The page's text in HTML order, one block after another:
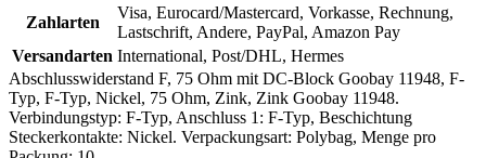
Zahlarten
Visa, Eurocard/Mastercard, Vorkasse, Rechnung,
Lastschrift, Andere, PayPal, Amazon Pay
Versandarten International, Post/DHL, Hermes
Abschlusswiderstand F, 75 Ohm mit DC-Block Goobay 11948, F-
Typ, F-Typ, Nickel, 75 Ohm, Zink, Zink Goobay 11948.
Verbindungstyp: F-Typ, Anschluss 1: F-Typ, Beschichtung
Steckerkontakte: Nickel. Verpackungsart: Polybag, Menge pro